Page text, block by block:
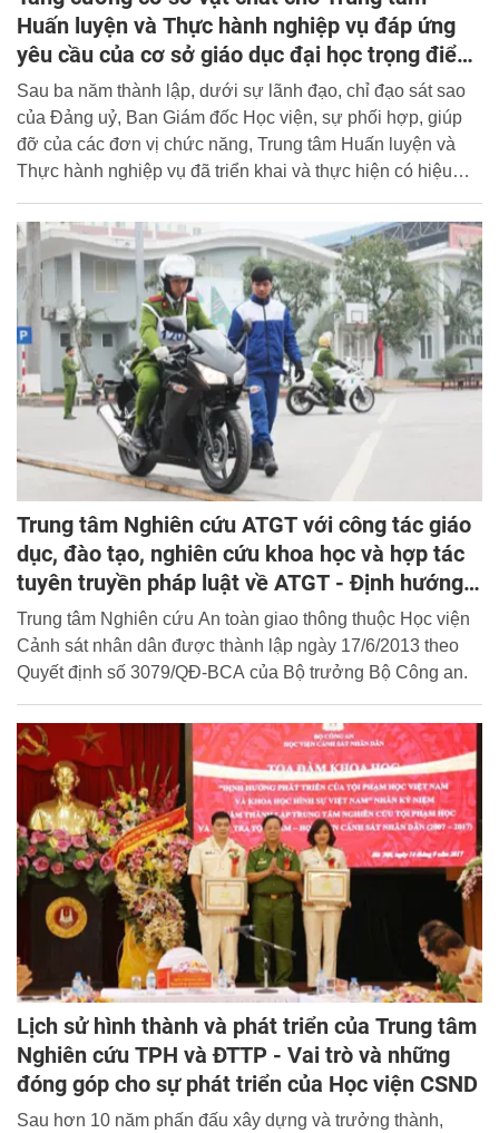
Huấn luyện và Thực hành nghiệp vụ đáp ứng
yêu cầu của cơ sở giáo dục đại học trọng điểm
và chuẩn quốc gia
Sau ba năm thành lập, dưới sự lãnh đạo, chỉ đạo sát sao
của Đảng uỷ, Ban Giám đốc Học viện, sự phối hợp, giúp
đỡ của các đơn vị chức năng, Trung tâm Huấn luyện và
Thực hành nghiệp vụ đã triển khai và thực hiện có hiệu
Trung tâm Nghiên cứu ATGT với công tác giáo
dục, đào tạo, nghiên cứu khoa học và hợp tác
tuyên truyền pháp luật về ATGT - Định hướng
phát triển
Trung tâm Nghiên cứu An toàn giao thông thuộc Học viện
Cảnh sát nhân dân được thành lập ngày 17/6/2013 theo
Quyết định số 3079/QĐ-BCA của Bộ trưởng Bộ Công an.
Lịch sử hình thành và phát triển của Trung tâm
Nghiên cứu TPH và ĐTTP - Vai trò và những
đóng góp cho sự phát triển của Học viện CSND
Sau hơn 10 năm phấn đấu xây dựng và trưởng thành,